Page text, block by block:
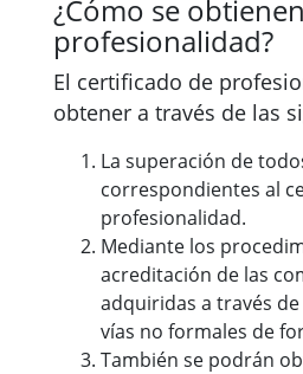
¿Cómo se
profesionalidad?
El certificado de
obtener a través de las
La superación de
correspondientes al
profesionalidad.
Mediante los
acreditación de las
adquiridas a través
vías no formales de
También se podrán